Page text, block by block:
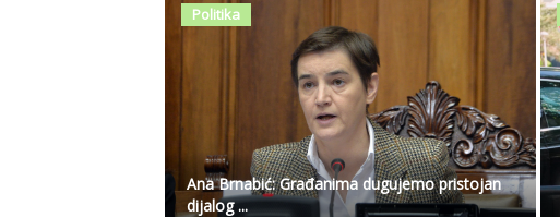
Politika
Ana Brnabić: Građanima dugujemo pristojan
dijalog ...